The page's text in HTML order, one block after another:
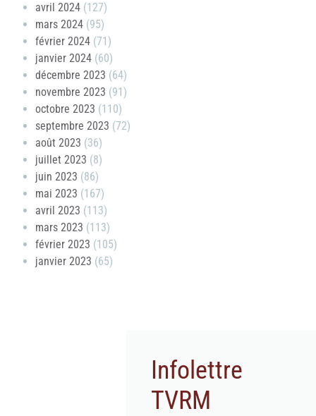
avril 2024 (127)
mars 2024 (95)
février 2024 (71)
janvier 2024 (60)
décembre 2023 (64)
novembre 2023 (91)
octobre 2023 (110)
septembre 2023 (72)
août 2023 (36)
juillet 2023 (8)
juin 2023 (86)
mai 2023 (167)
avril 2023 (113)
mars 2023 (113)
février 2023 (105)
janvier 2023 (65)
Infolettre
TVRM